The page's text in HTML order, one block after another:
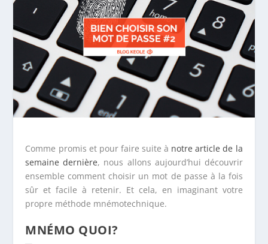
Comme promis et pour faire suite à notre article de la
semaine dernière, nous allons aujourd’hui découvrir
ensemble comment choisir un mot de passe à la fois
sûr et facile à retenir. Et cela, en imaginant votre
propre méthode mnémotechnique.
MNÉMO QUOI?